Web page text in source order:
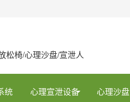
松椅/心理沙盘/宣泄人
统 心理宣泄设备 心理沙盘